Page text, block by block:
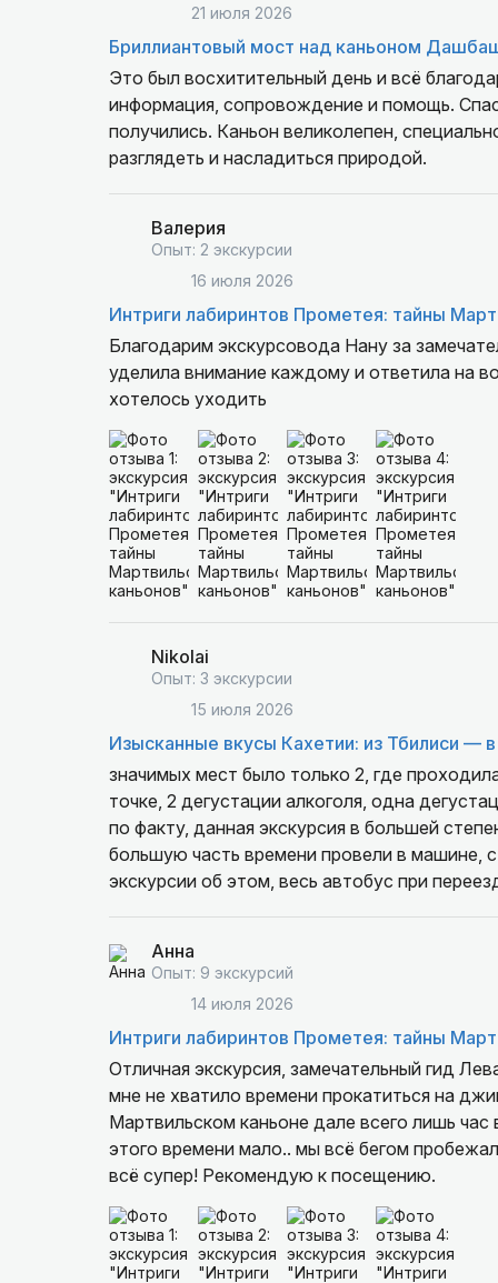
21 июля 2026
Бриллиантовый мост над каньоном
Это был восхитительный день и всё
информация, сопровождение и помощь.
получились. Каньон великолепен,
разглядеть и насладиться природой.
Валерия
Опыт: 2 экскурсии
16 июля 2026
Интриги лабиринтов Прометея: тайны
Благодарим экскурсовода Нану за
уделила внимание каждому и ответила на
хотелось уходить
Nikolai
Опыт: 3 экскурсии
15 июля 2026
Изысканные вкусы Кахетии: из Тбилиси —
значимых мест было только 2, где
точке, 2 дегустации алкоголя, одна
по факту, данная экскурсия в большей
большую часть времени провели в машине,
экскурсии об этом, весь автобус при
Анна
Опыт: 9 экскурсий
14 июля 2026
Интриги лабиринтов Прометея: тайны
Отличная экскурсия, замечательный гид
мне не хватило времени прокатиться на
Мартвильском каньоне дале всего лишь час
этого времени мало.. мы всё бегом
всё супер! Рекомендую к посещению.